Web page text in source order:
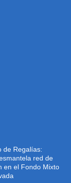
de Regalías:
red de
en el Fondo Mixto